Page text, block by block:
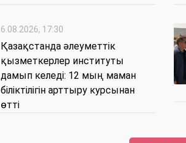
6.08.2026, 17:30
Қазақстанда әлеуметтік
қызметкерлер институты
дамып келеді: 12 мың маман
біліктілігін арттыру курсынан
өтті